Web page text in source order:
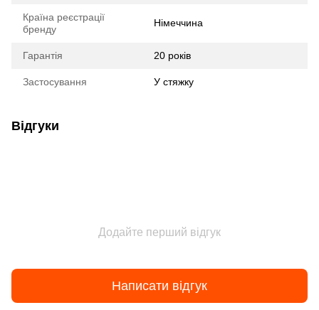
Країна реєстрації
бренду
Німеччина
Гарантія 20 років
Застосування У стяжку
Відгуки
Додайте перший відгук
Написати відгук